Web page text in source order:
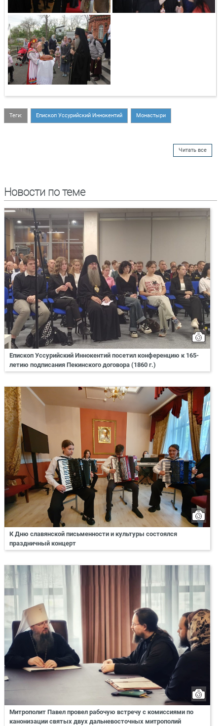
Теги: Епископ Уссурийский Иннокентий Монастыри
Читать все
Новости по теме
Епископ Уссурийский Иннокентий посетил конференцию к 165-
летию подписания Пекинского договора (1860 г.)
К Дню славянской письменности и культуры состоялся
праздничный концерт
Митрополит Павел провел рабочую встречу с комиссиями по
канонизации святых двух дальневосточных митрополий